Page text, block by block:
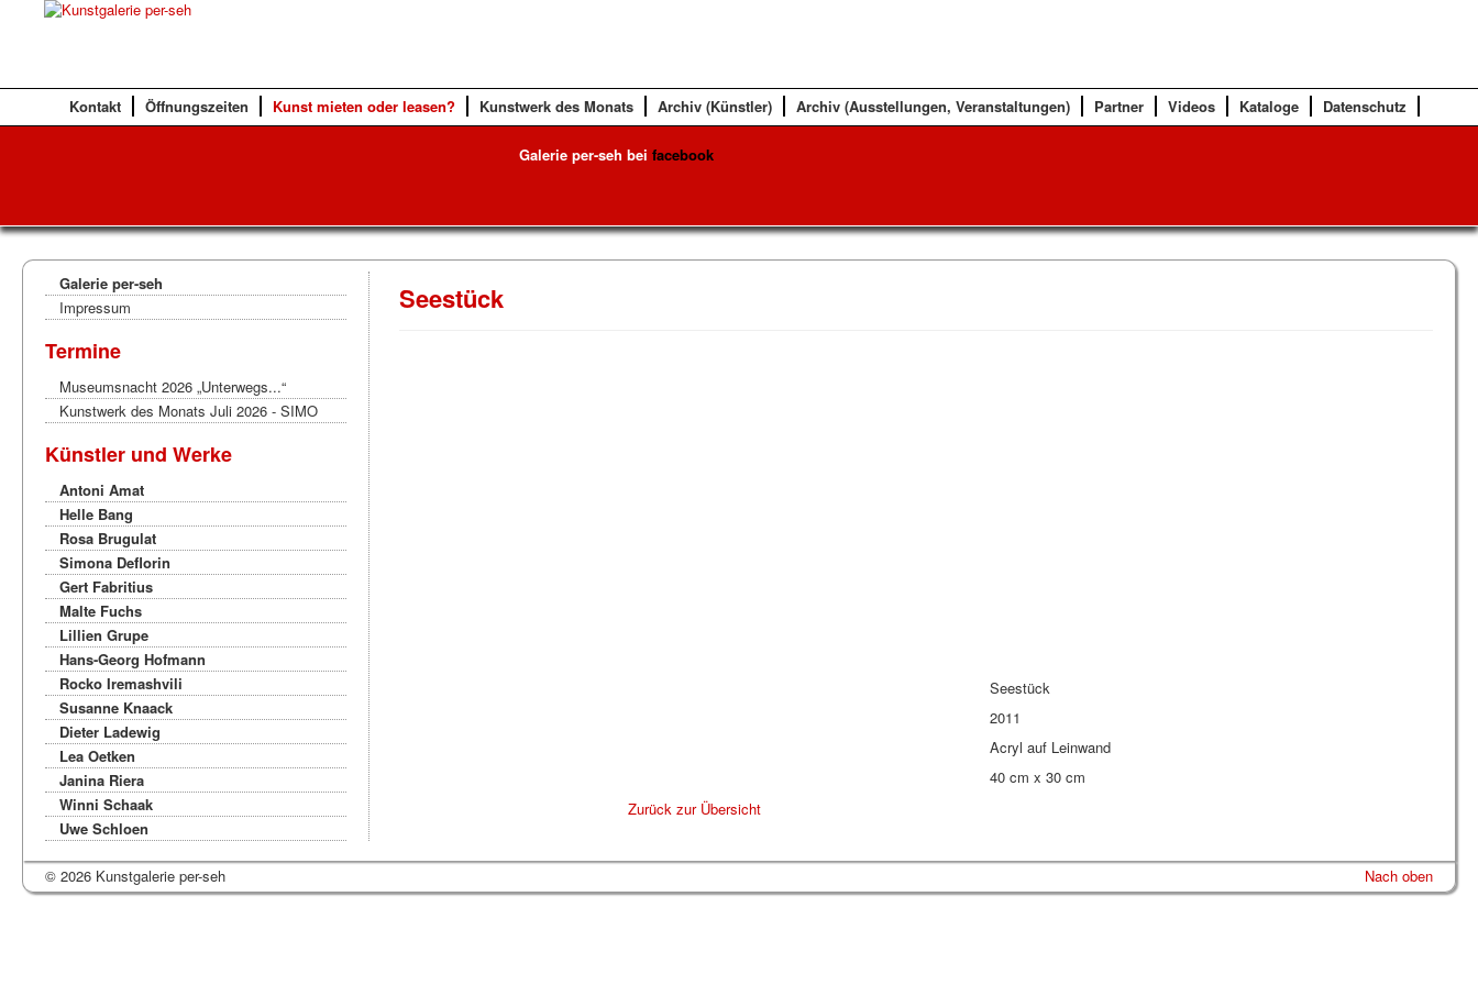
Kontakt Öffnungszeiten Kunst mieten oder leasen? Kunstwerk des Monats Archiv (Künstler) Archiv (Ausstellungen, Veranstaltungen) Partner Videos Kataloge Datenschutz
Galerie per-seh bei facebook
Galerie per-seh
Impressum
Termine
Museumsnacht 2026 „Unterwegs...“
Kunstwerk des Monats Juli 2026 - SIMO
Künstler und Werke
Antoni Amat
Helle Bang
Rosa Brugulat
Simona Deflorin
Gert Fabritius
Malte Fuchs
Lillien Grupe
Hans-Georg Hofmann
Rocko Iremashvili
Susanne Knaack
Dieter Ladewig
Lea Oetken
Janina Riera
Winni Schaak
Uwe Schloen
Seestück
Seestück
2011
Acryl auf Leinwand
40 cm x 30 cm
Zurück zur Übersicht
Nach oben
© 2026 Kunstgalerie per-seh